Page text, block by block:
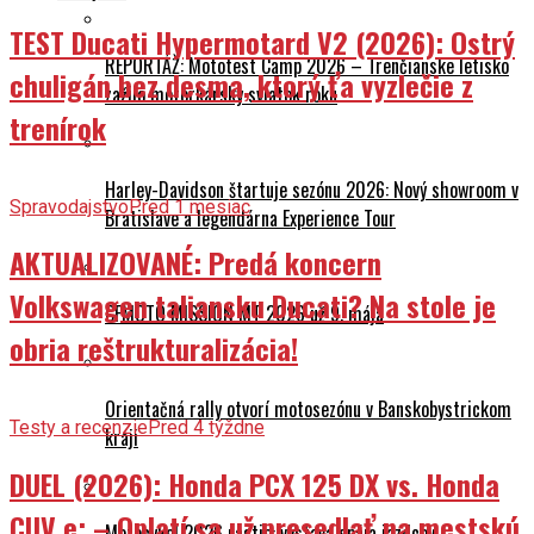
REPORTÁŽ: Mototest Camp 2026 – Trenčianske letisko
zažilo motorkársky sviatok roku
Harley-Davidson štartuje sezónu 2026: Nový showroom v
Bratislave a legendárna Experience Tour
CFMOTO MISSION MT 2026 už 9. mája
Orientačná rally otvorí motosezónu v Banskobystrickom
kraji
TEST Ducati Hypermotard V2 (2026): Ostrý
chuligán bez desma, ktorý ťa vyzlečie z
trenírok
SpravodajstvoPred 1 mesiac
AKTUALIZOVANÉ: Predá koncern
Volkswagen taliansku Ducati? Na stole je
obria reštrukturalizácia!
Testy a recenziePred 4 týždne
DUEL (2026): Honda PCX 125 DX vs. Honda